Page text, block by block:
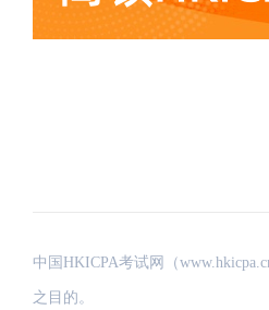
中国HKICPA考试网（
之目的。